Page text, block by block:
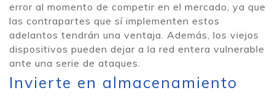
error al momento de competir en el mercado, ya que
las contrapartes que sí implementen estos
adelantos tendrán una ventaja. Además, los viejos
dispositivos pueden dejar a la red entera vulnerable
ante una serie de ataques.
Invierte en almacenamiento